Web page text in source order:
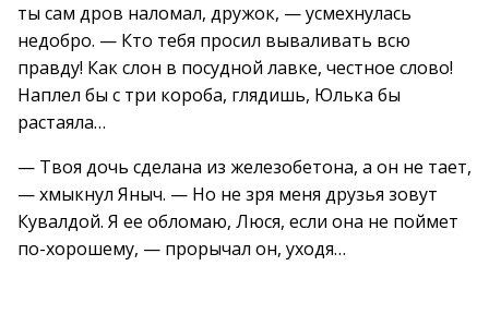
ты сам дров наломал, дружок, — усмехнулась
недобро. — Кто тебя просил вываливать всю
правду! Как слон в посудной лавке, честное слово!
Наплел бы с три короба, глядишь, Юлька бы
растаяла…
— Твоя дочь сделана из железобетона, а он не тает,
— хмыкнул Яныч. — Но не зря меня друзья зовут
Кувалдой. Я ее обломаю, Люся, если она не поймет
по-хорошему, — прорычал он, уходя…